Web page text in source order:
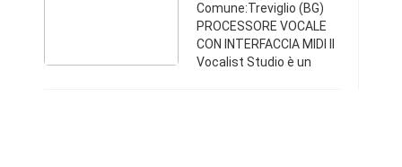
Comune:Treviglio (BG)
PROCESSORE VOCALE
CON INTERFACCIA MIDI Il
Vocalist Studio è un